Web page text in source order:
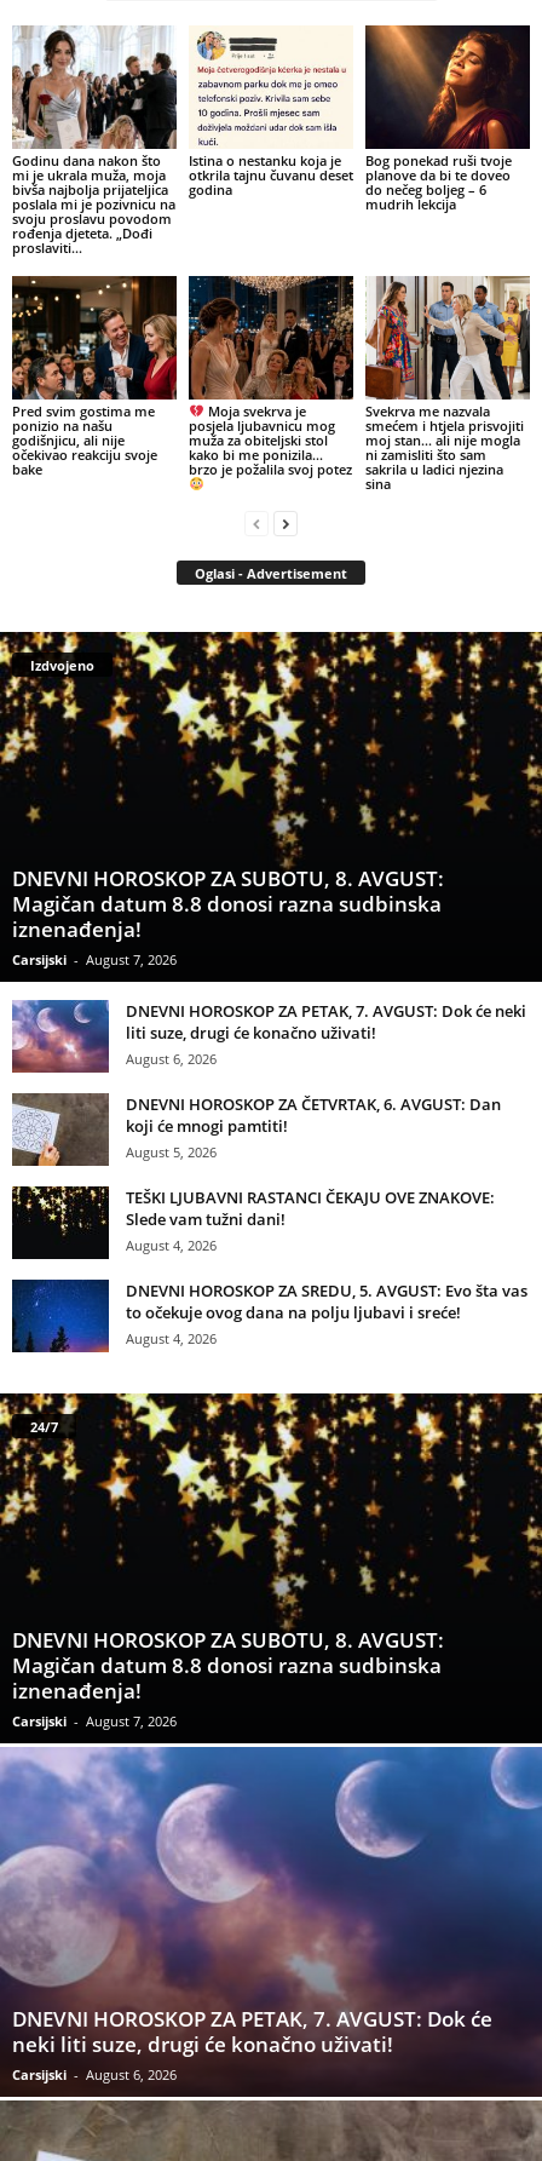
Godinu dana nakon što
mi je ukrala muža, moja
bivša najbolja prijateljica
poslala mi je pozivnicu na
svoju proslavu povodom
rođenja djeteta. „Dođi
proslaviti...
Istina o nestanku koja je
otkrila tajnu čuvanu deset
godina
Bog ponekad ruši tvoje
planove da bi te doveo
do nečeg boljeg – 6
mudrih lekcija
Pred svim gostima me
ponizio na našu
godišnjicu, ali nije
očekivao reakciju svoje
bake
Moja svekrva je
posjela ljubavnicu mog
muža za obiteljski stol
kako bi me ponizila…
brzo je požalila svoj potez
Svekrva me nazvala
smećem i htjela prisvojiti
moj stan… ali nije mogla
ni zamisliti što sam
sakrila u ladici njezina
sina
Oglasi - Advertisement
Izdvojeno
DNEVNI HOROSKOP ZA SUBOTU, 8. AVGUST:
Magičan datum 8.8 donosi razna sudbinska
iznenađenja!
Carsijski - August 7, 2026
DNEVNI HOROSKOP ZA PETAK, 7. AVGUST: Dok će neki
liti suze, drugi će konačno uživati!
August 6, 2026
DNEVNI HOROSKOP ZA ČETVRTAK, 6. AVGUST: Dan
koji će mnogi pamtiti!
August 5, 2026
TEŠKI LJUBAVNI RASTANCI ČEKAJU OVE ZNAKOVE:
Slede vam tužni dani!
August 4, 2026
DNEVNI HOROSKOP ZA SREDU, 5. AVGUST: Evo šta vas
to očekuje ovog dana na polju ljubavi i sreće!
August 4, 2026
24/7
DNEVNI HOROSKOP ZA SUBOTU, 8. AVGUST:
Magičan datum 8.8 donosi razna sudbinska
iznenađenja!
Carsijski - August 7, 2026
DNEVNI HOROSKOP ZA PETAK, 7. AVGUST: Dok će
neki liti suze, drugi će konačno uživati!
Carsijski - August 6, 2026